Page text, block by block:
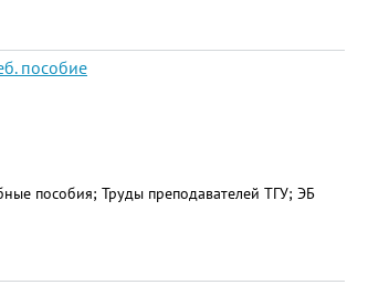
пособие
пособия; Труды преподавателей ТГУ; ЭБ